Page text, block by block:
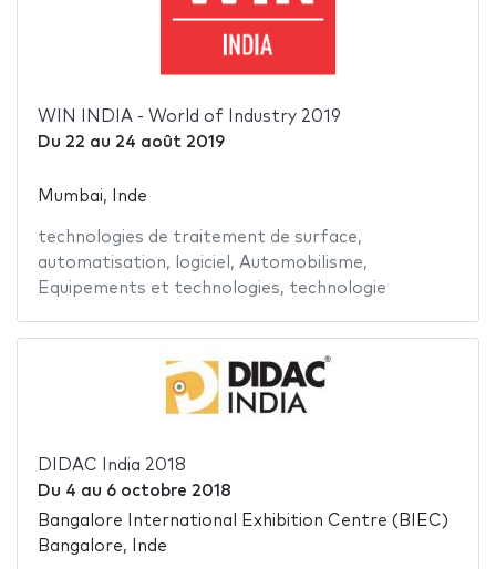
WIN INDIA - World of Industry 2019
Du 22 au 24 août 2019
Mumbai, Inde
technologies de traitement de surface,
automatisation, logiciel , Automobilisme,
Equipements et technologies, technologie
DIDAC India 2018
Du 4 au 6 octobre 2018
Bangalore International Exhibition Centre (BIEC)
Bangalore, Inde